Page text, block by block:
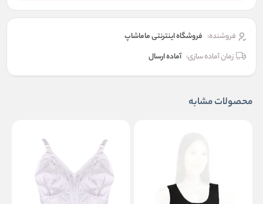
فروشنده: فروشگاه اینترنتی ماماشاپ
زمان آماده سازی: آماده ارسال
محصولات مشابه